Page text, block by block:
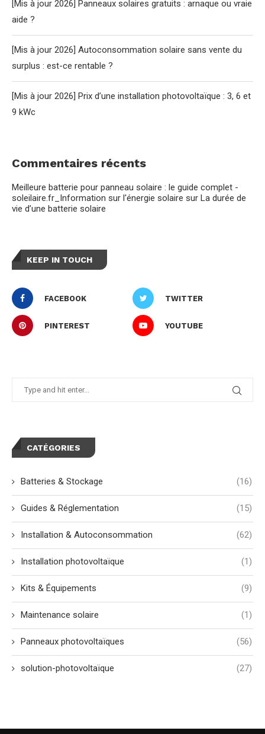
[Mis à jour 2026] Panneaux solaires gratuits : arnaque ou vraie
aide ?
[Mis à jour 2026] Autoconsommation solaire sans vente du
surplus : est-ce rentable ?
[Mis à jour 2026] Prix d’une installation photovoltaïque : 3, 6 et
9 kWc
Commentaires récents
Meilleure batterie pour panneau solaire : le guide complet -
soleilaire.fr_Information sur l'énergie solaire sur La durée de
vie d’une batterie solaire
KEEP IN TOUCH
FACEBOOK TWITTER
PINTEREST YOUTUBE
CATÉGORIES
Batteries & Stockage (16)
Guides & Réglementation (15)
Installation & Autoconsommation (62)
Installation photovoltaïque (1)
Kits & Équipements (9)
Maintenance solaire (1)
Panneaux photovoltaïques (56)
solution-photovoltaïque (27)